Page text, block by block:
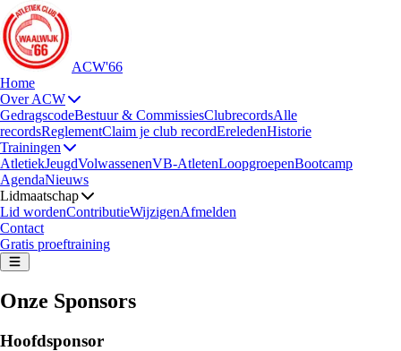
ACW'66
Home
Over ACW
GedragscodeBestuur & CommissiesClubrecordsAlle
recordsReglementClaim je club recordEreledenHistorie
Trainingen
AtletiekJeugdVolwassenenVB-AtletenLoopgroepenBootcamp
AgendaNieuws
Lidmaatschap
Lid wordenContributieWijzigenAfmelden
Contact
Gratis proeftraining
Onze Sponsors
Hoofdsponsor